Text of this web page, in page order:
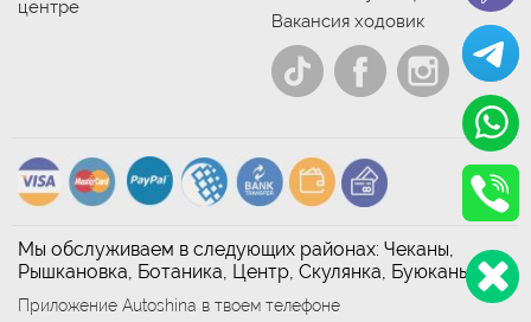
центре
Вакансия ходовик
Мы обслуживаем в следующих районах: Чеканы,
Рышкановка, Ботаника, Центр, Скулянка, Буюканы
Приложение Autoshina в твоем телефоне